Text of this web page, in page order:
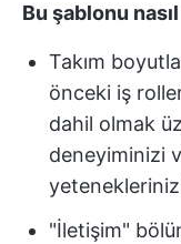
Bu şablonu
Takım
önceki iş
dahil olmak
deneyiminizi
"İletişim"